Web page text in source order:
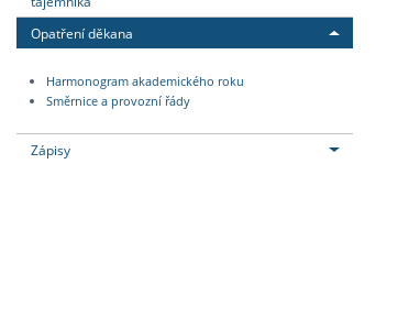
Opatření děkana
Harmonogram akademického roku
Směrnice a provozní řády
Zápisy